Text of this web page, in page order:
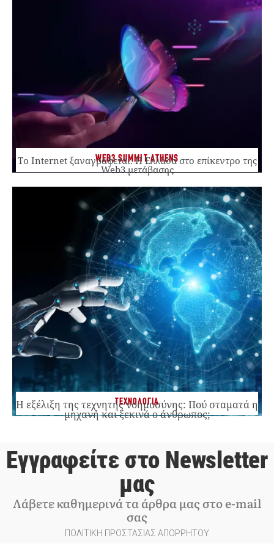
WEB3 SUMMIT ATHENS
Το Internet ξαναγράφεται. Η Ελλάδα στο επίκεντρο της
Web3 μετάβασης
ΤΕΧΝΟΛΟΓΙΑ
Η εξέλιξη της τεχνητής νοημοσύνης: Πού σταματά η
μηχανή και ξεκινά ο άνθρωπος;
Εγγραφείτε στο Newsletter
μας
Λάβετε καθημερινά τα άρθρα μας στο e-mail
σας
ΠΟΛΙΤΙΚΗ ΠΡΟΣΤΑΣΙΑΣ ΑΠΟΡΡΗΤΟΥ